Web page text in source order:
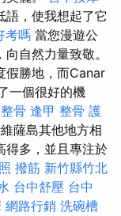
語，使我想起了它
考嗎 當您漫遊公
自然力量致敬。
假勝地，而Canar
一個很好的機
骨 逢甲 整骨 護
薩島其他地方相
得多，並且專注於
撥筋 新竹縣竹北
台中舒壓 台中
網路行銷 洗碗槽